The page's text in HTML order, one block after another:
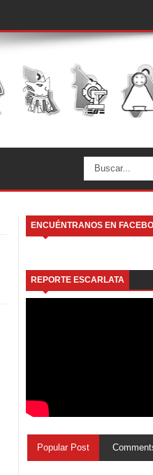
ENCUÉNTRANOS EN
REPORTE ESCARLATA
Popular Post